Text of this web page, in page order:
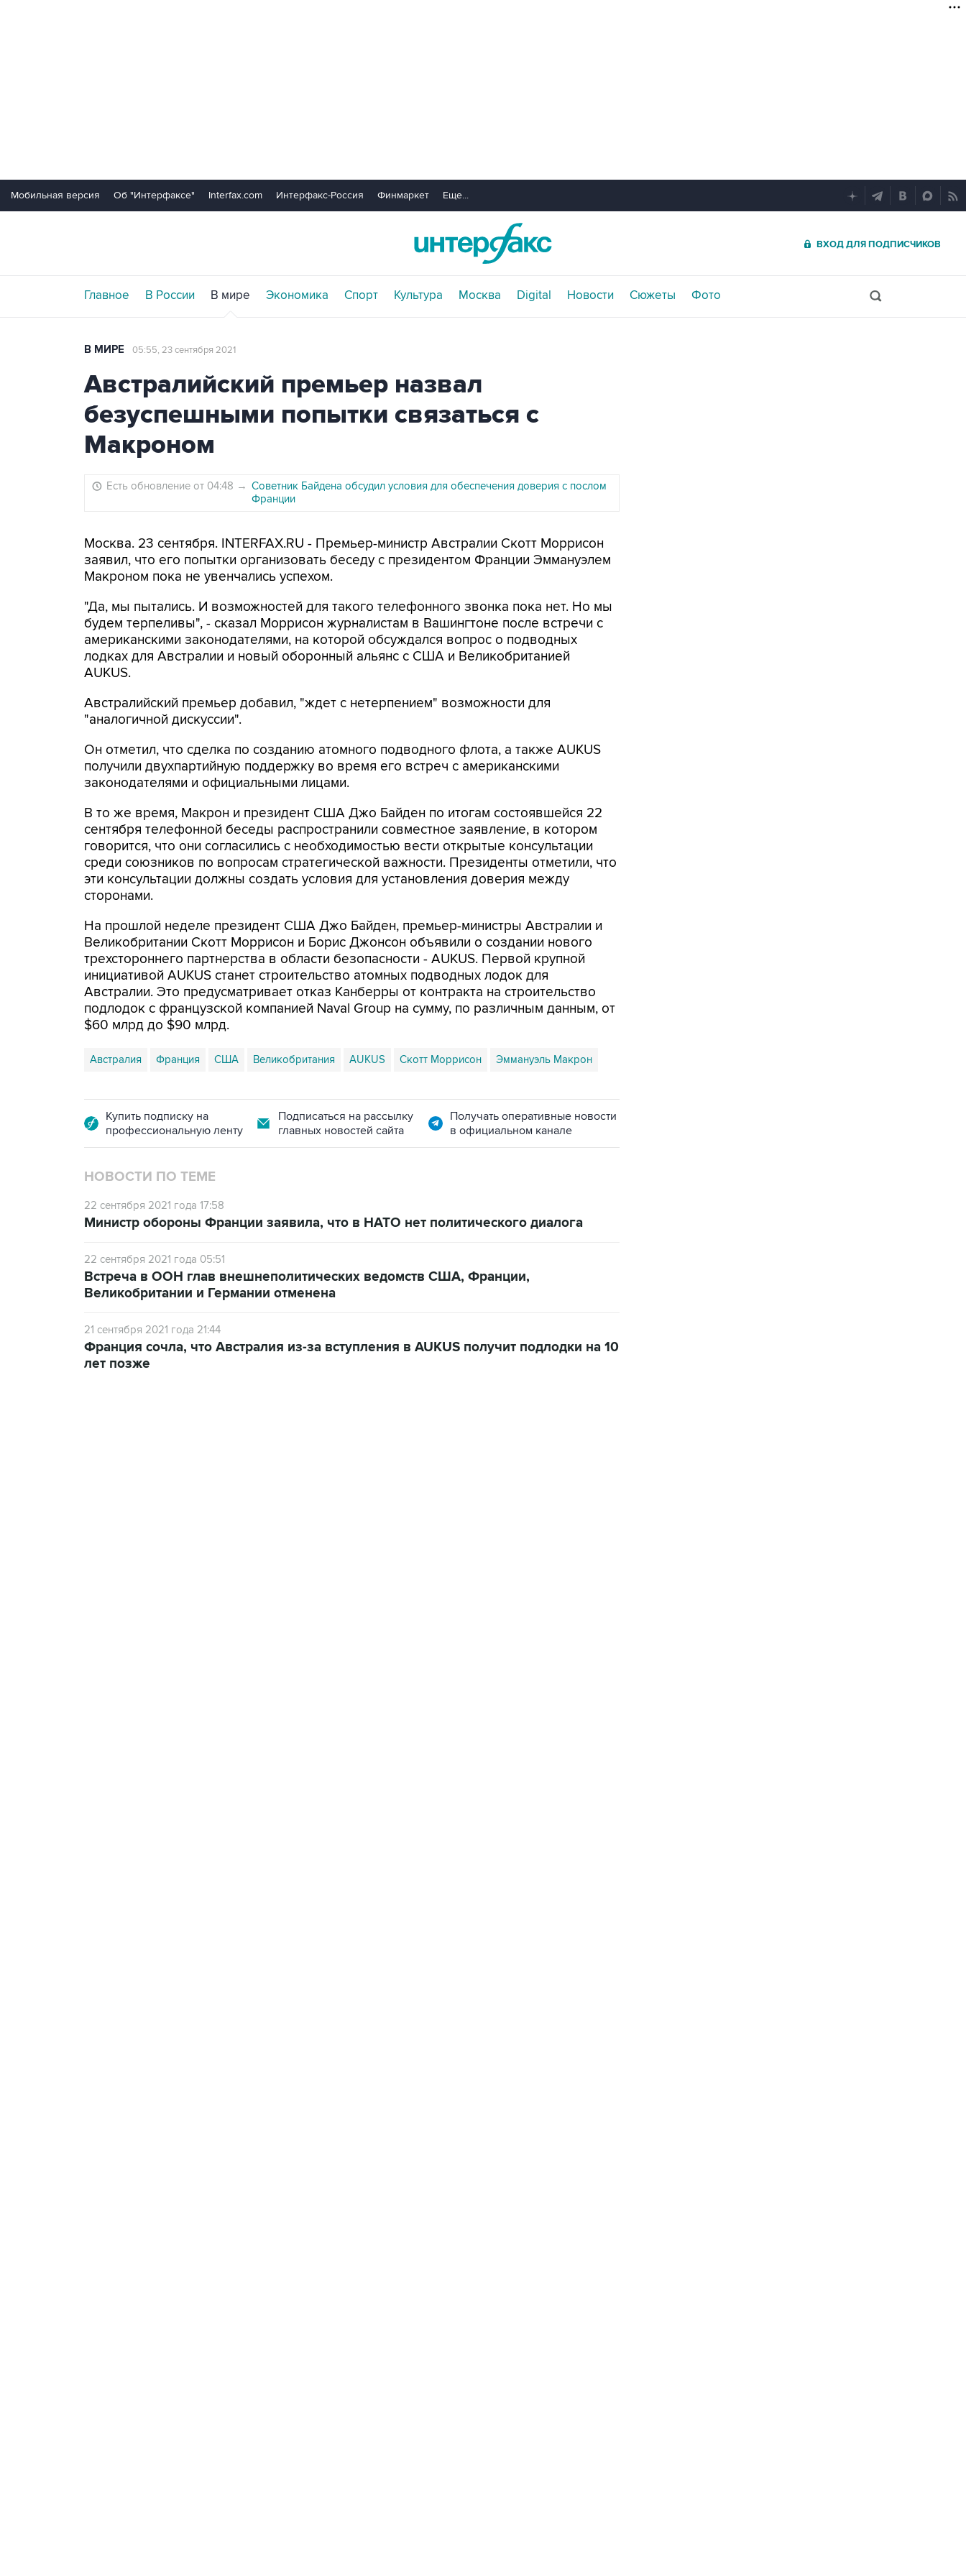
Мобильная версия Об "Интерфаксе" Interfax.com Интерфакс-Россия Финмаркет Еще...
ВХОД ДЛЯ ПОДПИСЧИКОВ
Главное В России В мире Экономика Спорт Культура Москва Digital Новости Сюжеты Фото
В МИРЕ 05:55, 23 сентября 2021
Австралийский премьер назвал
безуспешными попытки связаться с
Макроном
Есть обновление от 04:48 → Советник Байдена обсудил условия для обеспечения доверия c послом
Франции
Москва. 23 сентября. INTERFAX.RU - Премьер-министр Австралии Скотт Моррисон
заявил, что его попытки организовать беседу с президентом Франции Эммануэлем
Макроном пока не увенчались успехом.
"Да, мы пытались. И возможностей для такого телефонного звонка пока нет. Но мы
будем терпеливы", - сказал Моррисон журналистам в Вашингтоне после встречи с
американскими законодателями, на которой обсуждался вопрос о подводных
лодках для Австралии и новый оборонный альянс с США и Великобританией
AUKUS.
Австралийский премьер добавил, "ждет с нетерпением" возможности для
"аналогичной дискуссии".
Он отметил, что сделка по созданию атомного подводного флота, а также AUKUS
получили двухпартийную поддержку во время его встреч с американскими
законодателями и официальными лицами.
В то же время, Макрон и президент США Джо Байден по итогам состоявшейся 22
сентября телефонной беседы распространили совместное заявление, в котором
говорится, что они согласились с необходимостью вести открытые консультации
среди союзников по вопросам стратегической важности. Президенты отметили, что
эти консультации должны создать условия для установления доверия между
сторонами.
На прошлой неделе президент США Джо Байден, премьер-министры Австралии и
Великобритании Скотт Моррисон и Борис Джонсон объявили о создании нового
трехстороннего партнерства в области безопасности - AUKUS. Первой крупной
инициативой AUKUS станет строительство атомных подводных лодок для
Австралии. Это предусматривает отказ Канберры от контракта на строительство
подлодок с французской компанией Naval Group на сумму, по различным данным, от
$60 млрд до $90 млрд.
Австралия Франция США Великобритания AUKUS Скотт Моррисон Эммануэль Макрон
Купить подписку на
профессиональную ленту
Подписаться на рассылку
главных новостей сайта
Получать оперативные новости
в официальном канале
НОВОСТИ ПО ТЕМЕ
22 сентября 2021 года 17:58
Министр обороны Франции заявила, что в НАТО нет политического диалога
22 сентября 2021 года 05:51
Встреча в ООН глав внешнеполитических ведомств США, Франции,
Великобритании и Германии отменена
21 сентября 2021 года 21:44
Франция сочла, что Австралия из-за вступления в AUKUS получит подлодки на 10
лет позже